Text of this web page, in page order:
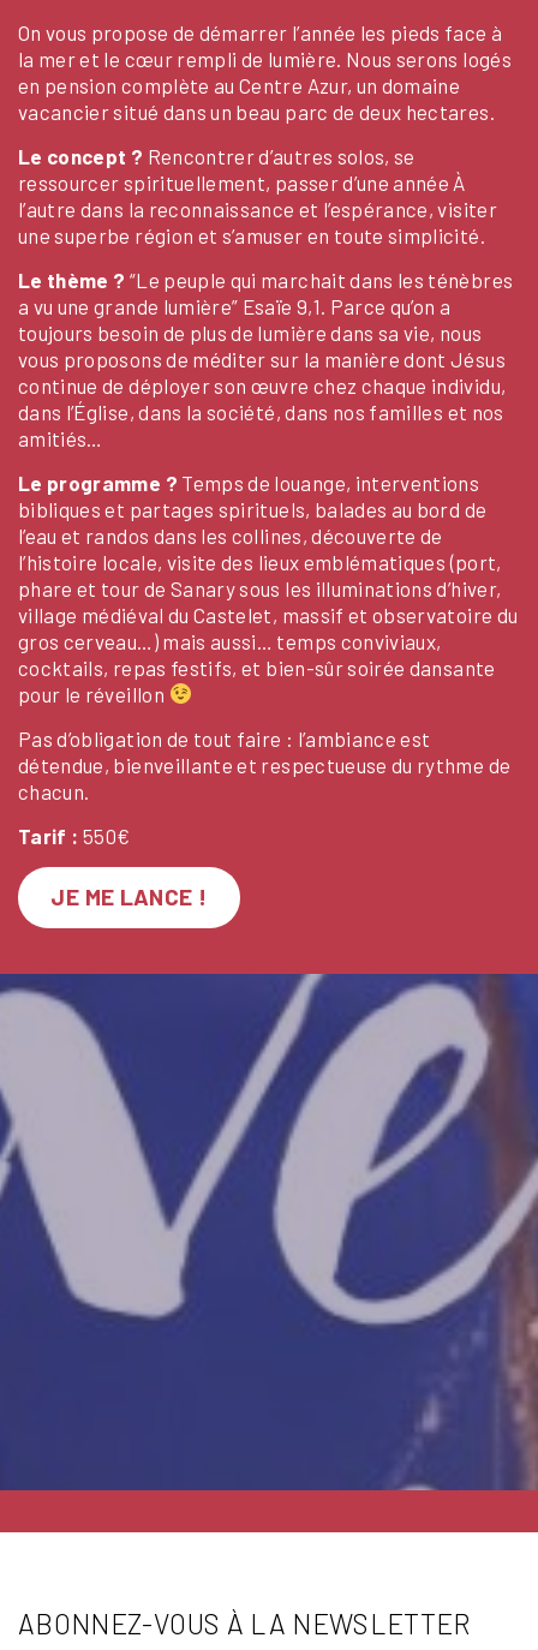
On vous propose de démarrer l’année les pieds face à
la mer et le cœur rempli de lumière. Nous serons logés
en pension complète au Centre Azur, un domaine
vacancier situé dans un beau parc de deux hectares.
Le concept ? Rencontrer d’autres solos, se
ressourcer spirituellement, passer d’une année À
l’autre dans la reconnaissance et l’espérance, visiter
une superbe région et s’amuser en toute simplicité.
Le thème ? “Le peuple qui marchait dans les ténèbres
a vu une grande lumière” Esaïe 9,1. Parce qu’on a
toujours besoin de plus de lumière dans sa vie, nous
vous proposons de méditer sur la manière dont Jésus
continue de déployer son œuvre chez chaque individu,
dans l’Église, dans la société, dans nos familles et nos
amitiés…
Le programme ? Temps de louange, interventions
bibliques et partages spirituels, balades au bord de
l’eau et randos dans les collines, découverte de
l’histoire locale, visite des lieux emblématiques (port,
phare et tour de Sanary sous les illuminations d’hiver,
village médiéval du Castelet, massif et observatoire du
gros cerveau…) mais aussi… temps conviviaux,
cocktails, repas festifs, et bien-sûr soirée dansante
pour le réveillon
Pas d’obligation de tout faire : l’ambiance est
détendue, bienveillante et respectueuse du rythme de
chacun.
Tarif : 550€
JE ME LANCE !
ABONNEZ-VOUS À LA NEWSLETTER